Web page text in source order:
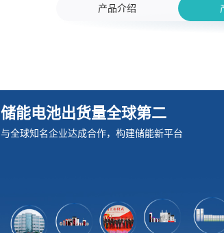
产品介绍
储能电池出货量全球第二
与全球知名企业达成合作，构建储能新平台